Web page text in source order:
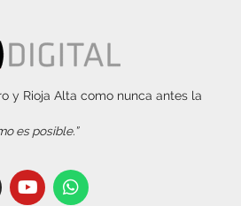
y Rioja Alta como nunca antes la
es posible.”